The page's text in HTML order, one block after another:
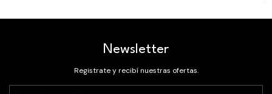
Newsletter
Registrate y recibí nuestras ofertas.